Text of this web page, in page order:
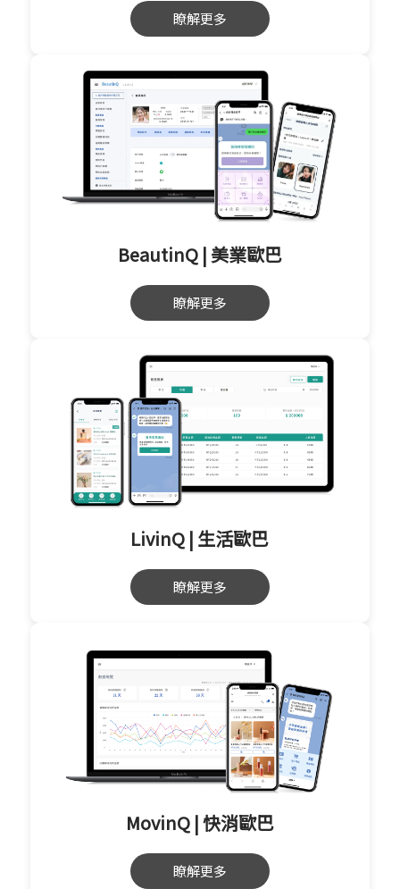
瞭解更多
BeautinQ | 美業歐巴
瞭解更多
LivinQ | 生活歐巴
瞭解更多
MovinQ | 快消歐巴
瞭解更多